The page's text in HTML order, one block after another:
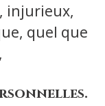
injurieux,
quel que